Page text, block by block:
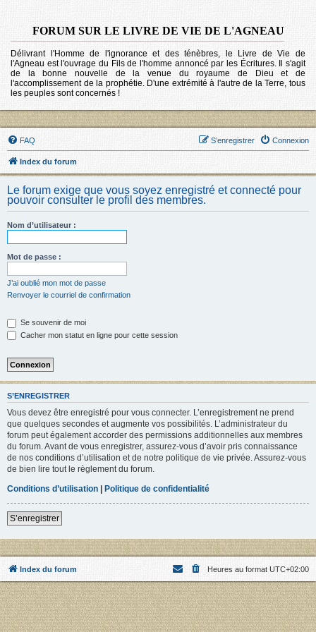
FORUM SUR LE LIVRE DE VIE DE L'AGNEAU
Délivrant l'Homme de l'ignorance et des ténèbres, le Livre de Vie de
l'Agneau est l'ouvrage du Fils de l'homme annoncé par les Écritures. Il s'agit
de la bonne nouvelle de la venue du royaume de Dieu et de
l'accomplissement de la prophétie. D'une extrémité à l'autre de la Terre, tous
les peuples sont concernés !
FAQ Connexion
S’enregistrer
Index du forum
Le forum exige que vous soyez enregistré et connecté pour
pouvoir consulter le profil des membres.
Nom d’utilisateur :
Mot de passe :
J’ai oublié mon mot de passe
Renvoyer le courriel de confirmation
Se souvenir de moi
Cacher mon statut en ligne pour cette session
S’ENREGISTRER
Vous devez être enregistré pour vous connecter. L’enregistrement ne prend
que quelques secondes et augmente vos possibilités. L’administrateur du
forum peut également accorder des permissions additionnelles aux membres
du forum. Avant de vous enregistrer, assurez-vous d’avoir pris connaissance
de nos conditions d’utilisation et de notre politique de vie privée. Assurez-vous
de bien lire tout le règlement du forum.
Conditions d’utilisation | Politique de confidentialité
S’enregistrer
Index du forum Heures au format UTC+02:00